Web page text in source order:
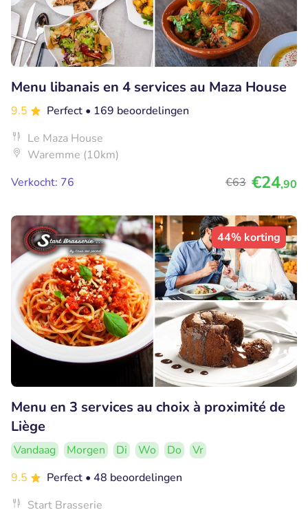
Menu libanais en 4 services au Maza House
9.5 Perfect • 169 beoordelingen
Le Maza House
Waremme (10km)
Verkocht: 76
€63 €24,90
44% korting
Menu en 3 services au choix à proximité de
Liège
Vandaag Morgen Di Wo Do
Vr
9.5
Perfect • 48 beoordelingen
Start Brasserie